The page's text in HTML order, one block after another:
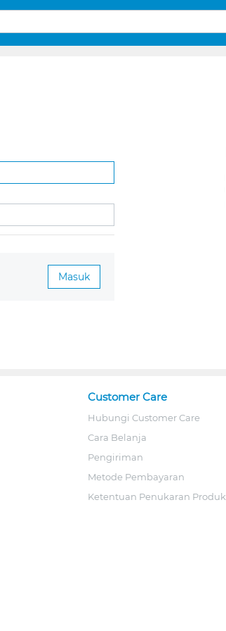
Masuk
Customer Care
Hubungi Customer Care
Cara Belanja
Pengiriman
Metode Pembayaran
Ketentuan Penukaran Produk